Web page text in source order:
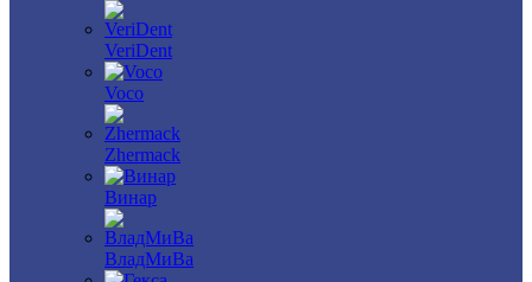
VeriDent
Voco
Zhermack
Винар
ВладМиВа